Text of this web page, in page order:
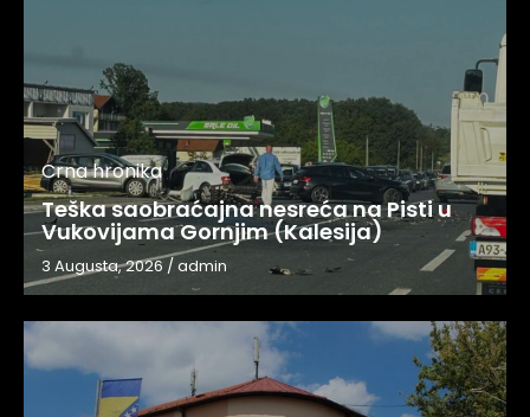
Crna hronika
Teška saobraćajna nesreća na Pisti u
Vukovijama Gornjim (Kalesija)
3 Augusta, 2026/admin